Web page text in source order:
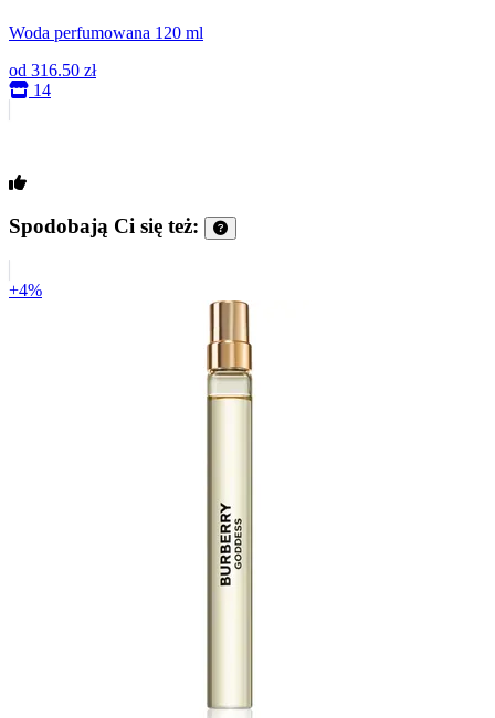
Woda perfumowana 120 ml
od 316.50 zł
14
Spodobają Ci się też:
+4%